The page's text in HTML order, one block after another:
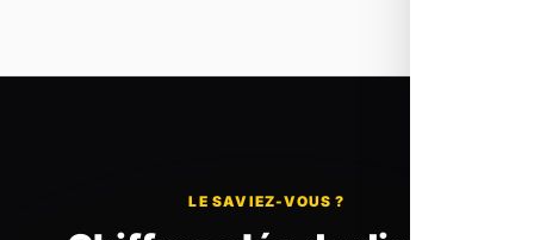
LE SAVIEZ-VOUS ?